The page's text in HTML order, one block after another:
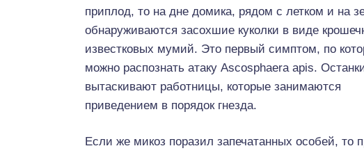
приплод, то на дне домика, рядом с летком и на
обнаруживаются засохшие куколки в виде
известковых мумий. Это первый симптом, по
можно распознать атаку Ascosphaera apis.
вытаскивают работницы, которые занимаются
приведением в порядок гнезда.
Если же микоз поразил запечатанных особей, то